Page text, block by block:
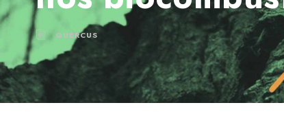
QUERCUS